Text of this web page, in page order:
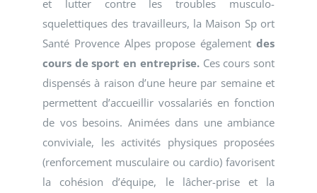
et lutter contre les troubles musculo-
squelettiques des travailleurs, la Maison Sp ort
Santé Provence Alpes propose également des
cours de sport en entreprise. Ces cours sont
dispensés à raison d’une heure par semaine et
permettent d’accueillir vossalariés en fonction
de vos besoins. Animées dans une ambiance
conviviale, les activités physiques proposées
(renforcement musculaire ou cardio) favorisent
la cohésion d’équipe, le lâcher-prise et la